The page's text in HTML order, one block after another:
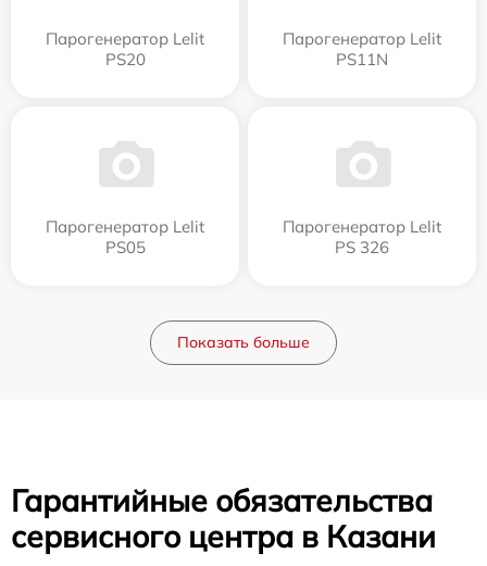
Парогенератор Lelit
PS20
Парогенератор Lelit
PS11N
Парогенератор Lelit
PS05
Парогенератор Lelit
PS 326
Показать больше
Гарантийные обязательства
сервисного центра в Казани